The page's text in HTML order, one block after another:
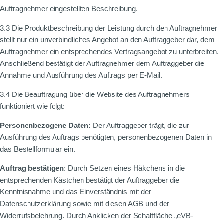
Auftragnehmer eingestellten Beschreibung.
3.3 Die Produktbeschreibung der Leistung durch den Auftragnehmer
stellt nur ein unverbindliches Angebot an den Auftraggeber dar, dem
Auftragnehmer ein entsprechendes Vertragsangebot zu unterbreiten.
Anschließend bestätigt der Auftragnehmer dem Auftraggeber die
Annahme und Ausführung des Auftrags per E-Mail.
3.4 Die Beauftragung über die Website des Auftragnehmers
funktioniert wie folgt:
Personenbezogene Daten: Der Auftraggeber trägt, die zur
Ausführung des Auftrags benötigten, personenbezogenen Daten in
das Bestellformular ein.
Auftrag bestätigen: Durch Setzen eines Häkchens in die
entsprechenden Kästchen bestätigt der Auftraggeber die
Kenntnisnahme und das Einverständnis mit der
Datenschutzerklärung sowie mit diesen AGB und der
Widerrufsbelehrung. Durch Anklicken der Schaltfläche „eVB-